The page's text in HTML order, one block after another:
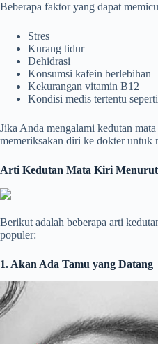
Beberapa faktor yang dapat
Stres
Kurang tidur
Dehidrasi
Konsumsi kafein berlebihan
Kekurangan vitamin B12
Kondisi medis tertentu
Jika Anda mengalami kedutan
memeriksakan diri ke dokter untuk
Arti Kedutan Mata Kiri Menurut
Berikut adalah beberapa arti
populer:
1. Akan Ada Tamu yang Datang